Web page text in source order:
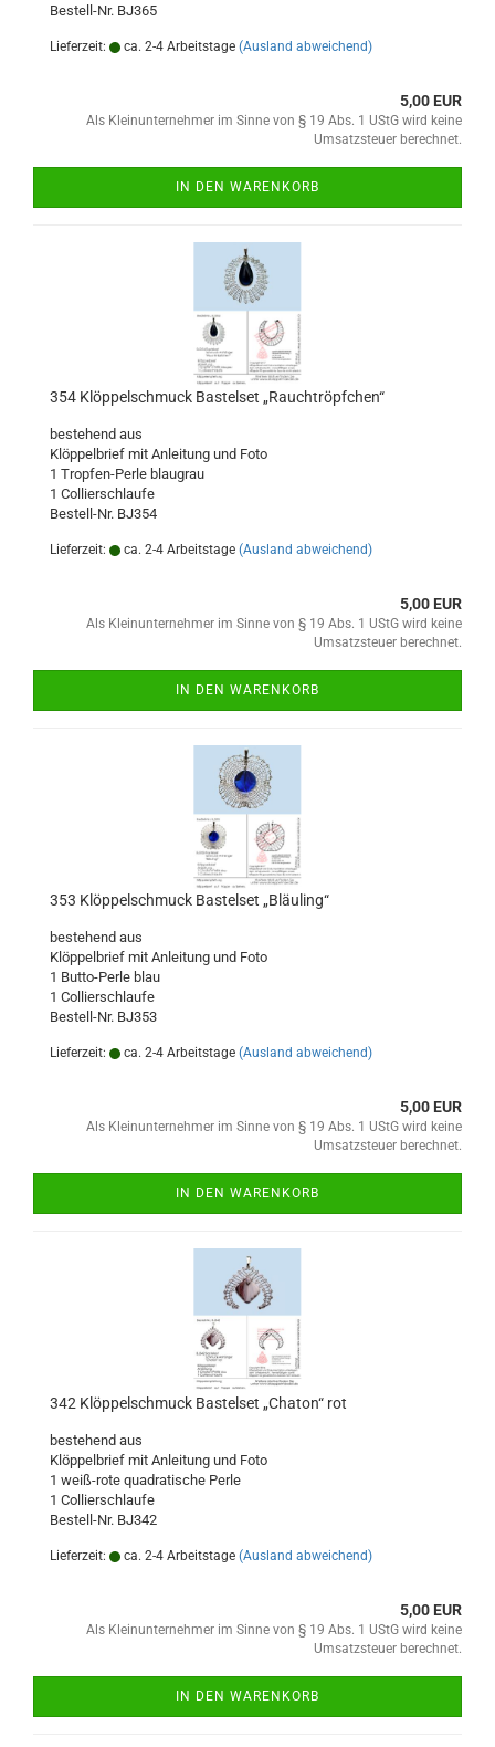
Bestell-Nr. BJ365
Lieferzeit: ca. 2-4 Arbeitstage (Ausland abweichend)
5,00 EUR
Als Kleinunternehmer im Sinne von § 19 Abs. 1 UStG wird keine
Umsatzsteuer berechnet.
IN DEN WARENKORB
354 Klöppelschmuck Bastelset „Rauchtröpfchen“
bestehend aus
Klöppelbrief mit Anleitung und Foto
1 Tropfen-Perle blaugrau
1 Collierschlaufe
Bestell-Nr. BJ354
Lieferzeit: ca. 2-4 Arbeitstage (Ausland abweichend)
5,00 EUR
Als Kleinunternehmer im Sinne von § 19 Abs. 1 UStG wird keine
Umsatzsteuer berechnet.
IN DEN WARENKORB
353 Klöppelschmuck Bastelset „Bläuling“
bestehend aus
Klöppelbrief mit Anleitung und Foto
1 Butto-Perle blau
1 Collierschlaufe
Bestell-Nr. BJ353
Lieferzeit: ca. 2-4 Arbeitstage (Ausland abweichend)
5,00 EUR
Als Kleinunternehmer im Sinne von § 19 Abs. 1 UStG wird keine
Umsatzsteuer berechnet.
IN DEN WARENKORB
342 Klöppelschmuck Bastelset „Chaton“ rot
bestehend aus
Klöppelbrief mit Anleitung und Foto
1 weiß-rote quadratische Perle
1 Collierschlaufe
Bestell-Nr. BJ342
Lieferzeit: ca. 2-4 Arbeitstage (Ausland abweichend)
5,00 EUR
Als Kleinunternehmer im Sinne von § 19 Abs. 1 UStG wird keine
Umsatzsteuer berechnet.
IN DEN WARENKORB